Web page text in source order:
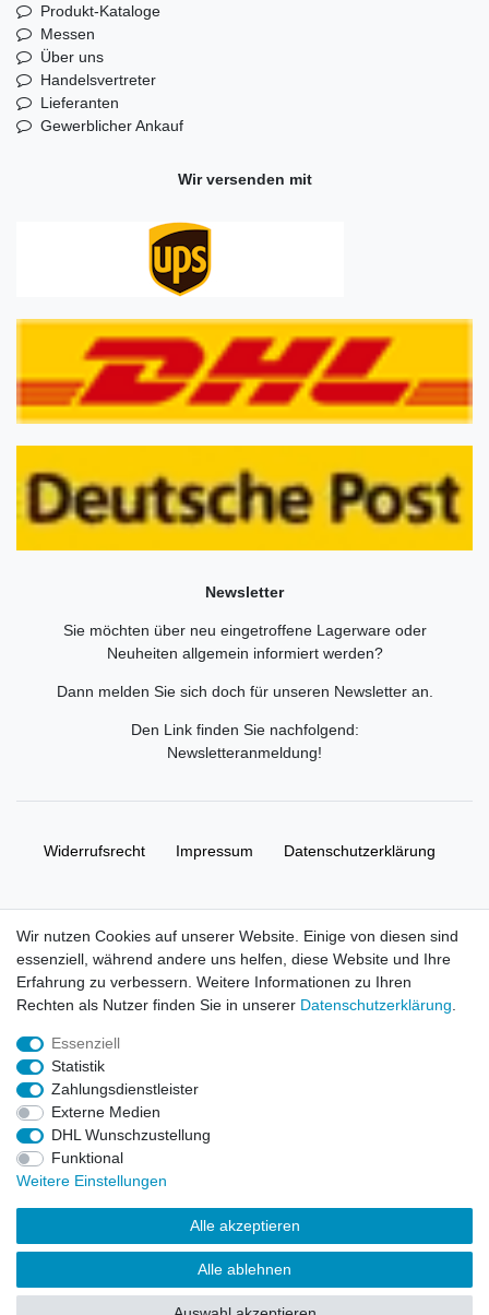
Produkt-Kataloge
Messen
Über uns
Handelsvertreter
Lieferanten
Gewerblicher Ankauf
Wir versenden mit
Newsletter
Sie möchten über neu eingetroffene Lagerware oder
Neuheiten allgemein informiert werden?
Dann melden Sie sich doch für unseren Newsletter an.
Den Link finden Sie nachfolgend:
Newsletteranmeldung!
Widerrufs­recht Impressum Daten­schutz­erklärung
© Copyright 2026 | Alle Rechte vorbehalten. HL-
Handelsgesellschaft mbH.
Alle Markennamen, Warenzeichen sowie sämtliche Produktbilder
und Beschreibungen sind Eigentum Ihrer rechtmäßigen
Eigentümer und dienen hier nur der Beschreibung.
Preise nur für registrierte Händler, ansonsten zeigt der Shop 0,00
€
LEGO, das LEGO Logo, die Minifigur, DUPLO, LEGENDS OF
CHIMA, NINJAGO, BIONICLE, MINDSTORMS und MIXELS sind
urheberrechtlich geschützte Markenzeichen der LEGO Gruppe.
Wir nutzen Cookies auf unserer Website. Einige von diesen sind
essenziell, während andere uns helfen, diese Website und Ihre
Erfahrung zu verbessern. Weitere Informationen zu Ihren
Rechten als Nutzer finden Sie in unserer Daten­schutz­erklärung
Essenziell
Statistik
Zahlungsdienstleister
Externe Medien
DHL Wunschzustellung
Funktional
Weitere Einstellungen
Alle akzeptieren
Alle ablehnen